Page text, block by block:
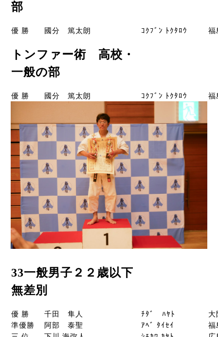
部
優 勝 國分 篤太朗 ｺｸﾌﾞﾝ ﾄｸﾀﾛｳ 福
トンファー術 高校・
一般の部
優 勝 國分 篤太朗 ｺｸﾌﾞﾝ ﾄｸﾀﾛｳ 福
33一般男子２２歳以下
無差別
優 勝 千田 隼人 ﾁﾀﾞ ﾊﾔﾄ
大
準優勝
阿部 泰聖 ｱﾍﾞ ﾀｲｾｲ
福